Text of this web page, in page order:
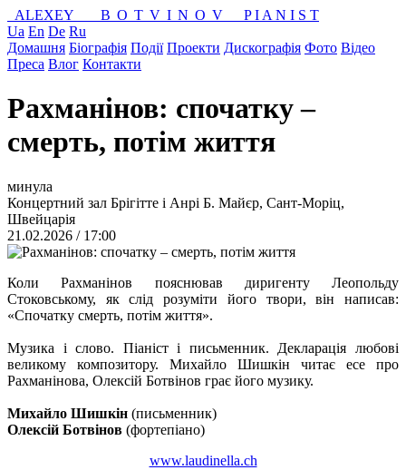
ALEXEY BOTVINOV
P I A N I S T
Ua En De Ru
Домашня Біографія Події Проекти Дискографія Фото Відео
Преса Влог Контакти
Рахманінов: спочатку –
смерть, потім життя
минула
Концертний зал Брігітте і Анрі Б. Майєр, Сант-Моріц,
Швейцарія
21.02.2026 / 17:00
Коли Рахманінов пояснював диригенту Леопольду
Стоковському, як слід розуміти його твори, він написав:
«Спочатку смерть, потім життя».
Музика і слово. Піаніст і письменник. Декларація любові
великому композитору. Михайло Шишкін читає есе про
Рахманінова, Олексій Ботвінов грає його музику.
Михайло Шишкін (письменник)
Олексій Ботвінов (фортепіано)
www.laudinella.ch